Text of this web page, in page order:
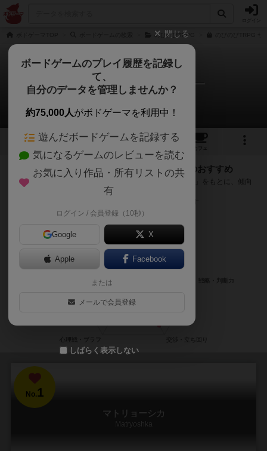
のびのびTRPG
のびのびTRPG ザ・ホラー
次のおすすめボードゲーム
4 2 16
カフェ
『のびのびTRPG ザ・ホラー』が好きな方へのおすすめ
このゲームのトップページで投票された「プレイ感の評価」をもとに、傾向
が近いボードゲームをランキング形式で紹介します。
No.1
マトリョーシカ
Matryoshka
閉じる
ボードゲームのプレイ履歴を記録し
て、
自分のデータを管理しませんか？
約75,000人がボドゲーマを利用中！
遊んだボードゲームを記録する
気になるゲームのレビューを読む
お気に入り作品・所有リストの共
有
ログイン / 会員登録（10秒）
Google X
Apple Facebook
または
メールで会員登録
しばらく表示しない